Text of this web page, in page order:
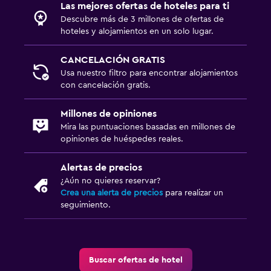
Zona de trabajo
Fax/fotocopiadora
Escritorio
Estacionamiento y transporte
Estacionamiento gratuito
Ideal para familias
Cuna/cama nido disponibles
Gimnasio
Las mejores ofertas de hoteles para ti
Descubre más de 3 millones de ofertas de
hoteles y alojamientos en un solo lugar.
CANCELACIÓN GRATIS
Usa nuestro filtro para encontrar alojamientos
con cancelación gratis.
Millones de opiniones
Mira las puntuaciones basadas en millones de
opiniones de huéspedes reales.
Alertas de precios
¿Aún no quieres reservar?
Crea una alerta de precios para realizar un
seguimiento.
Buscar ofertas de hotel